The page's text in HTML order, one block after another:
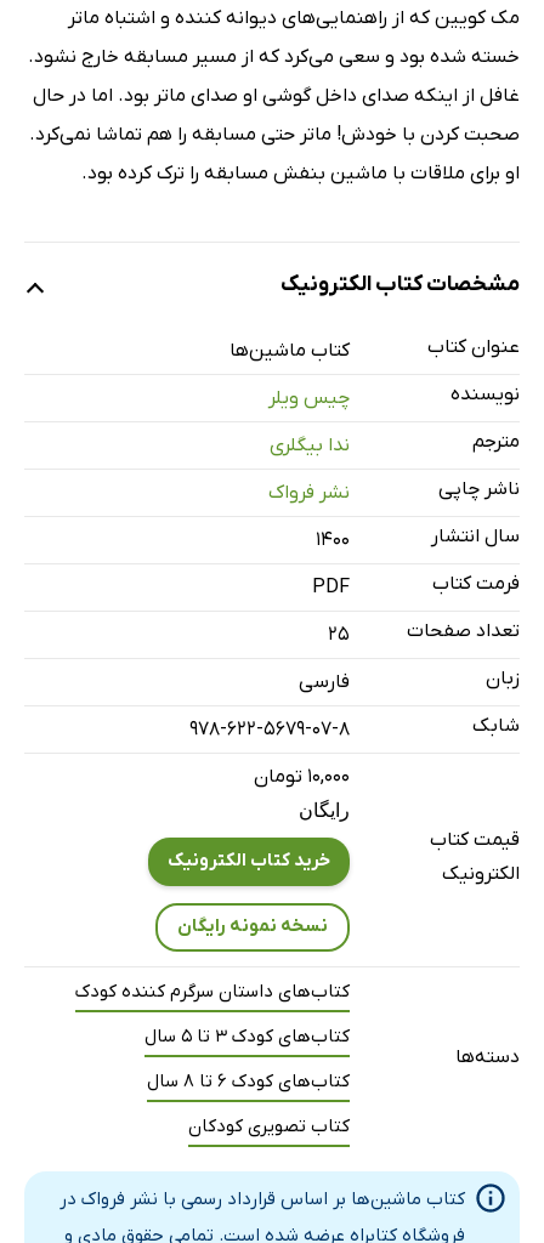
مک کویین که از راهنمایی‌های دیوانه کننده و اشتباه ماتر
خسته شده بود و سعی می‌کرد که از مسیر مسابقه خارج نشود.
غافل از اینکه صدای داخل گوشی او صدای ماتر بود. اما در حال
صحبت کردن با خودش! ماتر حتی مسابقه را هم تماشا نمی‌کرد.
او برای ملاقات با ماشین بنفش مسابقه را ترک کرده بود.
مشخصات کتاب الکترونیک
عنوان کتاب
کتاب ماشین‌ها
نویسنده
چیس ویلر
مترجم
ندا بیگلری
ناشر چاپی
نشر فرواک
سال انتشار
۱۴۰۰
فرمت کتاب
PDF
تعداد صفحات
25
زبان
فارسی
شابک
978-622-5679-07-8
قیمت کتاب
الکترونیک
۱۰,۰۰۰ تومان
رایگان
خرید کتاب الکترونیک
نسخه نمونه رایگان
دسته‌ها
کتاب‌های داستان سرگرم کننده کودک
کتاب‌های کودک 3 تا 5 سال
کتاب‌های کودک 6 تا 8 سال
کتاب تصویری کودکان
کتاب ماشین‌ها بر اساس قرارداد رسمی با نشر فرواک در
فروشگاه کتابراه عرضه شده است. تمامی حقوق مادی و